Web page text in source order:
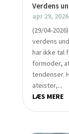
Verdens
apr 29, 2026
(29/04-
verdens
har ikke tal
formoder,
tendenser.
ateister,...
LÆS MERE